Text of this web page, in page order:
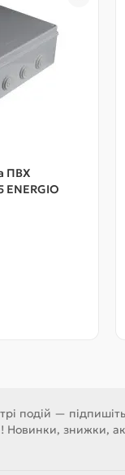
ПВХ
ENERGIO
подій —
Новинки, знижки,